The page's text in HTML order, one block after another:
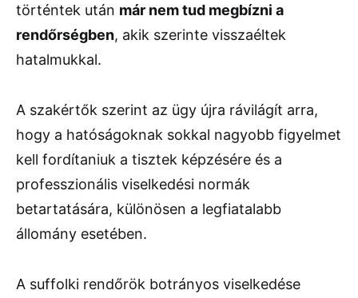
történtek után már nem tud megbízni a
rendőrségben, akik szerinte visszaéltek
hatalmukkal.
A szakértők szerint az ügy újra rávilágít arra,
hogy a hatóságoknak sokkal nagyobb figyelmet
kell fordítaniuk a tisztek képzésére és a
professzionális viselkedési normák
betartatására, különösen a legfiatalabb
állomány esetében.
A suffolki rendőrök botrányos viselkedése